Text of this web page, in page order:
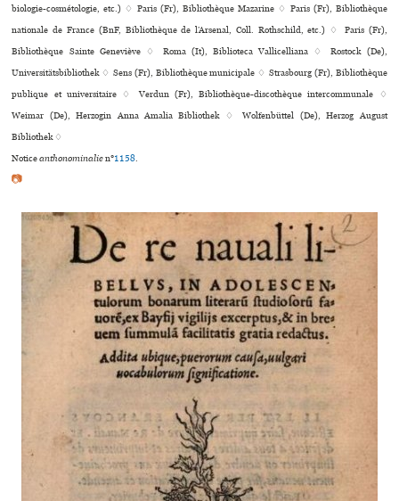
bio­lo­gie-cos­mé­to­lo­gie, etc.) ♢ Paris (Fr), Bibliothèque Mazarine ♢ Paris (Fr), Bibliothèque
nationale de France (BnF, Bibliothèque de l’Arsenal, Coll. Rothschild, etc.) ♢ Paris (Fr),
Bibliothèque Sainte Geneviève ♢ Roma (It), Biblioteca Vallicelliana ♢ Rostock (De),
Universitätsbibliothek ♢ Sens (Fr), Bibliothèque muni­ci­pale ♢ Strasbourg (Fr), Bibliothèque
publi­que et uni­ver­si­taire ♢ Verdun (Fr), Bibliothèque-dis­co­thè­que inter­com­mu­nale ♢
Weimar (De), Herzogin Anna Amalia Bibliothek ♢ Wolfenbüttel (De), Herzog August
Bibliothek ♢
Noticeanthonominalien°1158.
📷